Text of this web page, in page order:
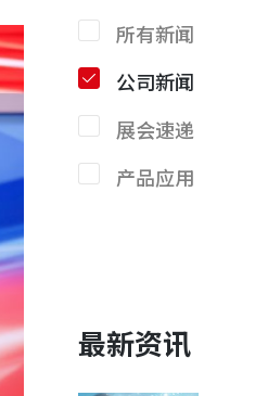
所有新闻
公司新闻
展会速递
产品应用
最新资讯